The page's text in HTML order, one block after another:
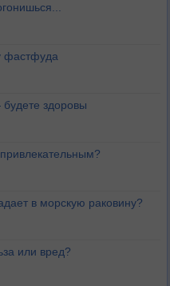
фастфуда
здоровы
в морскую раковину?
или вред?